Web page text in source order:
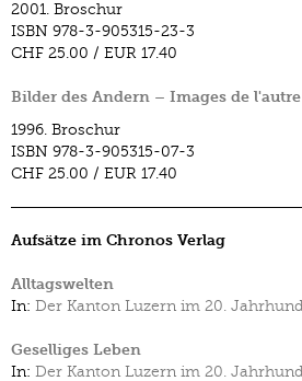
2001. Broschur
ISBN 978-3-905315-23-3
CHF 25.00 / EUR 17.40
Bilder des Andern – Images de l'autre
1996. Broschur
ISBN 978-3-905315-07-3
CHF 25.00 / EUR 17.40
Aufsätze im Chronos Verlag
Alltagswelten
In: Der Kanton Luzern im 20.
Geselliges Leben
In: Der Kanton Luzern im 20.